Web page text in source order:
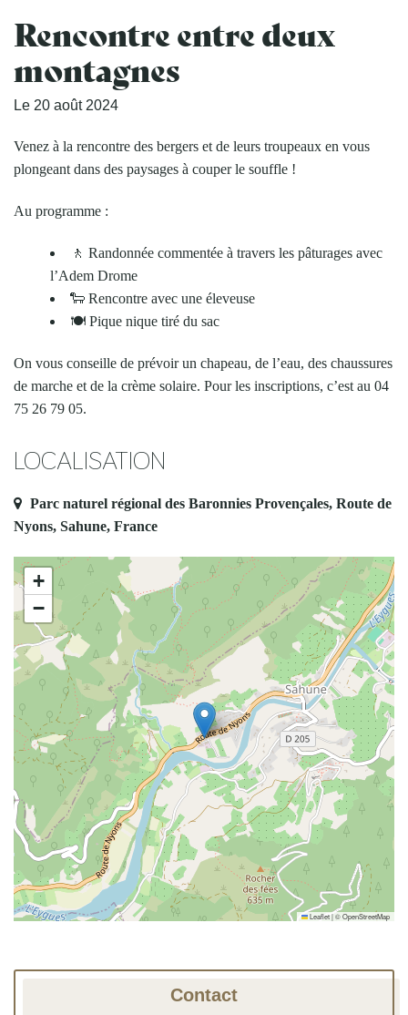
Rencontre entre deux
montagnes
Le 20 août 2024
Venez à la rencontre des bergers et de leurs troupeaux en vous
plongeant dans des paysages à couper le souffle !
Au programme :
🚶 Randonnée commentée à travers les pâturages avec
l’Adem Drome
🐑 Rencontre avec une éleveuse
🍽️ Pique nique tiré du sac
On vous conseille de prévoir un chapeau, de l’eau, des chaussures
de marche et de la crème solaire. Pour les inscriptions, c’est au 04
75 26 79 05.
LOCALISATION
Parc naturel régional des Baronnies Provençales, Route de
Nyons, Sahune, France
+
−
Leaflet|©OpenStreetMap
Contact